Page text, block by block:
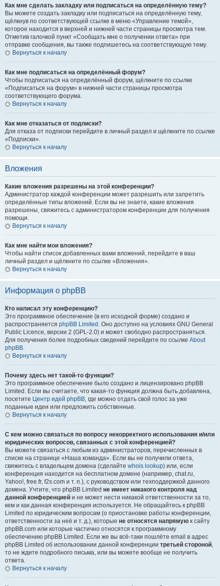
Как мне сделать закладку или подписаться на определённую тему?
Вы можете создать закладку или подписаться на определённую тему,
щёлкнув по соответствующей ссылке в меню «Управление темой»,
которое находится в верхней и нижней части страницы просмотра тем.
Отметив галочкой пункт «Сообщать мне о получении ответа» при
отправке сообщения, вы также подпишетесь на соответствующую тему.
Вернуться к началу
Как мне подписаться на определённый форум?
Чтобы подписаться на определённый форум, щёлкните по ссылке
«Подписаться на форум» в нижней части страницы просмотра
соответствующего форума.
Вернуться к началу
Как мне отказаться от подписки?
Для отказа от подписки перейдите в личный раздел и щёлкните по ссылке
«Подписки».
Вернуться к началу
Вложения
Какие вложения разрешены на этой конференции?
Администратор каждой конференции может разрешить или запретить
определённые типы вложений. Если вы не знаете, какие вложения
разрешены, свяжитесь с администратором конференции для получения
помощи.
Вернуться к началу
Как мне найти мои вложения?
Чтобы найти список добавленных вами вложений, перейдите в ваш
личный раздел и щёлкните по ссылке «Вложения».
Вернуться к началу
Информация о phpBB
Кто написал эту конференцию?
Это программное обеспечение (в его исходной форме) создано и
распространяется phpBB Limited . Оно доступно на условиях GNU General
Public Licence, версии 2 (GPL-2.0) и может свободно распространяться.
Для получения более подробных сведений перейдите по ссылке About
phpBB.
Вернуться к началу
Почему здесь нет такой-то функции?
Это программное обеспечение было создано и лицензировано phpBB
Limited. Если вы считаете, что какая-то функция должна быть добавлена,
посетите Центр идей phpBB, где можно отдать свой голос за уже
поданные идеи или предложить собственные.
Вернуться к началу
С кем можно связаться по вопросу некорректного использования и/или
юридических вопросов, связанных с этой конференцией?
Вы можете связаться с любым из администраторов, перечисленных в
списке на странице «Наша команда». Если вы не получили ответа,
свяжитесь с владельцем домена (сделайте whois lookup) или, если
конференция находится на бесплатном домене (например, chat.ru,
Yahoo!, free.fr, f2s.com и т. п.), с руководством или техподдержкой данного
домена. Учтите, что phpBB Limited не имеет никакого контроля над
данной конференцией и не может нести никакой ответственности за то,
кем и как данная конференция используется. Не обращайтесь к phpBB
Limited по юридическим вопросам (о приостановке работы конференции,
ответственности за неё и т. д.), которые не относятся напрямую к сайту
phpBB.com или которые частично относятся к программному
обеспечению phpBB Limited. Если же вы всё-таки пошлёте email в адрес
phpBB Limited об использовании данной конференции третьей стороной,
то не ждите подробного письма, или вы можете вообще не получить
ответа.
Вернуться к началу